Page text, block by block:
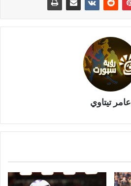
عامر تيتاوي